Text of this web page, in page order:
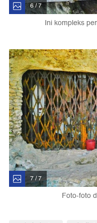
6 / 7
Ini kompleks
7 / 7
Foto-foto